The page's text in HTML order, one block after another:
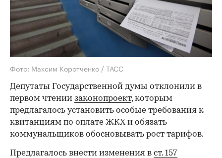
Фото: Максим Коротченко / ТАСС
Депутаты Государственной думы отклонили в
первом чтении законопроект, которым
предлагалось установить особые требования к
квитанциям по оплате ЖКХ и обязать
коммунальщиков обосновывать рост тарифов.
Предлагалось внести изменения в ст. 157